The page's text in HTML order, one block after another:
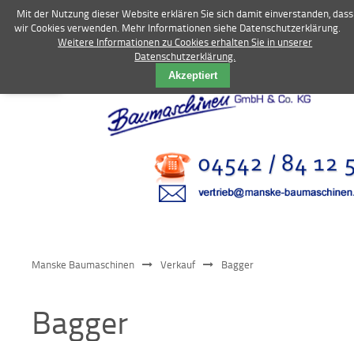
Bagger
Manske Baumaschinen Verkauf Bagger
Bagger
Mit der Nutzung dieser Website erklären Sie sich damit einverstanden, dass
wir Cookies verwenden. Mehr Informationen siehe Datenschutzerklärung.
Weitere Informationen zu Cookies erhalten Sie in unserer
Datenschutzerklärung.
Akzeptiert